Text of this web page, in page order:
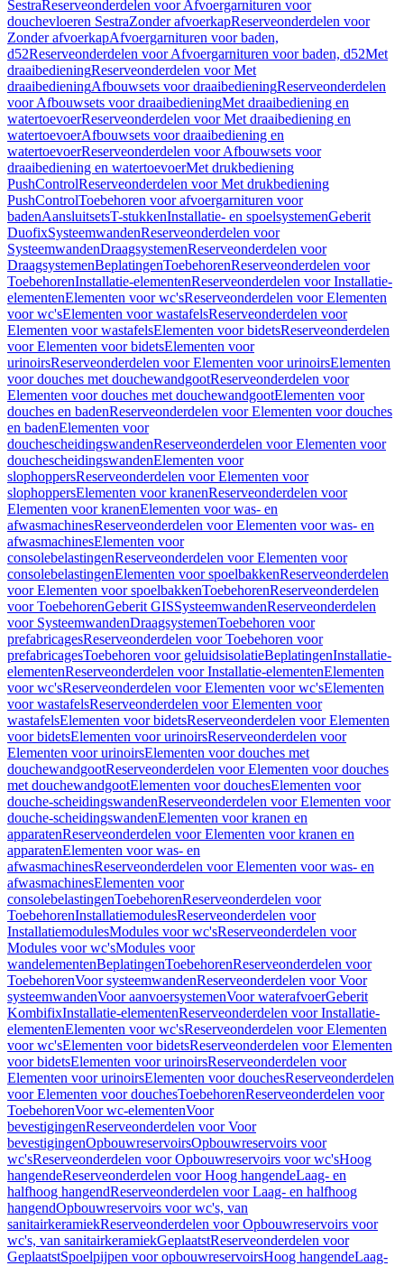
SestraReserveonderdelen voor Afvoergarnituren voor
douchevloeren SestraZonder afvoerkapReserveonderdelen voor
Zonder afvoerkapAfvoergarnituren voor baden,
d52Reserveonderdelen voor Afvoergarnituren voor baden, d52Met
draaibedieningReserveonderdelen voor Met
draaibedieningAfbouwsets voor draaibedieningReserveonderdelen
voor Afbouwsets voor draaibedieningMet draaibediening en
watertoevoerReserveonderdelen voor Met draaibediening en
watertoevoerAfbouwsets voor draaibediening en
watertoevoerReserveonderdelen voor Afbouwsets voor
draaibediening en watertoevoerMet drukbediening
PushControlReserveonderdelen voor Met drukbediening
PushControlToebehoren voor afvoergarnituren voor
badenAansluitsetsT-stukkenInstallatie- en spoelsystemenGeberit
DuofixSysteemwandenReserveonderdelen voor
SysteemwandenDraagsystemenReserveonderdelen voor
DraagsystemenBeplatingenToebehorenReserveonderdelen voor
ToebehorenInstallatie-elementenReserveonderdelen voor Installatie-
elementenElementen voor wc'sReserveonderdelen voor Elementen
voor wc'sElementen voor wastafelsReserveonderdelen voor
Elementen voor wastafelsElementen voor bidetsReserveonderdelen
voor Elementen voor bidetsElementen voor
urinoirsReserveonderdelen voor Elementen voor urinoirsElementen
voor douches met douchewandgootReserveonderdelen voor
Elementen voor douches met douchewandgootElementen voor
douches en badenReserveonderdelen voor Elementen voor douches
en badenElementen voor
douchescheidingswandenReserveonderdelen voor Elementen voor
douchescheidingswandenElementen voor
slophoppersReserveonderdelen voor Elementen voor
slophoppersElementen voor kranenReserveonderdelen voor
Elementen voor kranenElementen voor was- en
afwasmachinesReserveonderdelen voor Elementen voor was- en
afwasmachinesElementen voor
consolebelastingenReserveonderdelen voor Elementen voor
consolebelastingenElementen voor spoelbakkenReserveonderdelen
voor Elementen voor spoelbakkenToebehorenReserveonderdelen
voor ToebehorenGeberit GISSysteemwandenReserveonderdelen
voor SysteemwandenDraagsystemenToebehoren voor
prefabricagesReserveonderdelen voor Toebehoren voor
prefabricagesToebehoren voor geluidsisolatieBeplatingenInstallatie-
elementenReserveonderdelen voor Installatie-elementenElementen
voor wc'sReserveonderdelen voor Elementen voor wc'sElementen
voor wastafelsReserveonderdelen voor Elementen voor
wastafelsElementen voor bidetsReserveonderdelen voor Elementen
voor bidetsElementen voor urinoirsReserveonderdelen voor
Elementen voor urinoirsElementen voor douches met
douchewandgootReserveonderdelen voor Elementen voor douches
met douchewandgootElementen voor douchesElementen voor
douche-scheidingswandenReserveonderdelen voor Elementen voor
douche-scheidingswandenElementen voor kranen en
apparatenReserveonderdelen voor Elementen voor kranen en
apparatenElementen voor was- en
afwasmachinesReserveonderdelen voor Elementen voor was- en
afwasmachinesElementen voor
consolebelastingenToebehorenReserveonderdelen voor
ToebehorenInstallatiemodulesReserveonderdelen voor
InstallatiemodulesModules voor wc'sReserveonderdelen voor
Modules voor wc'sModules voor
wandelementenBeplatingenToebehorenReserveonderdelen voor
ToebehorenVoor systeemwandenReserveonderdelen voor Voor
systeemwandenVoor aanvoersystemenVoor waterafvoerGeberit
KombifixInstallatie-elementenReserveonderdelen voor Installatie-
elementenElementen voor wc'sReserveonderdelen voor Elementen
voor wc'sElementen voor bidetsReserveonderdelen voor Elementen
voor bidetsElementen voor urinoirsReserveonderdelen voor
Elementen voor urinoirsElementen voor douchesReserveonderdelen
voor Elementen voor douchesToebehorenReserveonderdelen voor
ToebehorenVoor wc-elementenVoor
bevestigingenReserveonderdelen voor Voor
bevestigingenOpbouwreservoirsOpbouwreservoirs voor
wc'sReserveonderdelen voor Opbouwreservoirs voor wc'sHoog
hangendeReserveonderdelen voor Hoog hangendeLaag- en
halfhoog hangendReserveonderdelen voor Laag- en halfhoog
hangendOpbouwreservoirs voor wc's, van
sanitairkeramiekReserveonderdelen voor Opbouwreservoirs voor
wc's, van sanitairkeramiekGeplaatstReserveonderdelen voor
GeplaatstSpoelpijpen voor opbouwreservoirsHoog hangendeLaag-